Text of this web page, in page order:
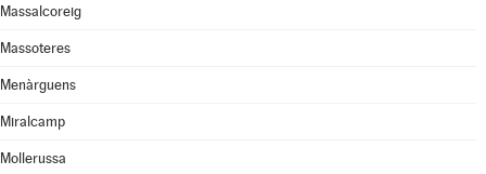
Massalcoreig
Massoteres
Menàrguens
Miralcamp
Mollerussa